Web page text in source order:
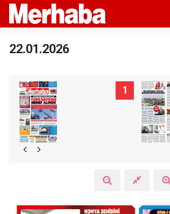
22.01.2026
1